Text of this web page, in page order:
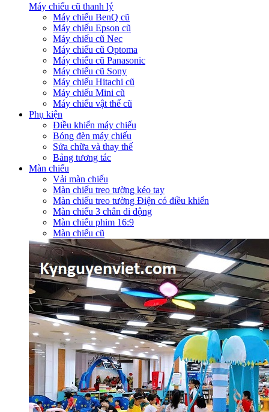
Máy chiếu cũ thanh lý
Máy chiếu BenQ cũ
Máy chiếu Epson cũ
Máy chiếu cũ Nec
Máy chiếu cũ Optoma
Máy chiếu cũ Panasonic
Máy chiếu cũ Sony
Máy chiếu Hitachi cũ
Máy chiếu Mini cũ
Máy chiếu vật thể cũ
Phụ kiện
Điều khiển máy chiếu
Bóng đèn máy chiếu
Sửa chữa và thay thế
Bảng tương tác
Màn chiếu
Vải màn chiếu
Màn chiếu treo tường kéo tay
Màn chiếu treo tường Điện có điều khiển
Màn chiếu 3 chân di động
Màn chiếu phim 16:9
Màn chiếu cũ